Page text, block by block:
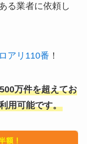
る業者に依頼し
アリ110番 ！
万件を超えてお
用可能です。